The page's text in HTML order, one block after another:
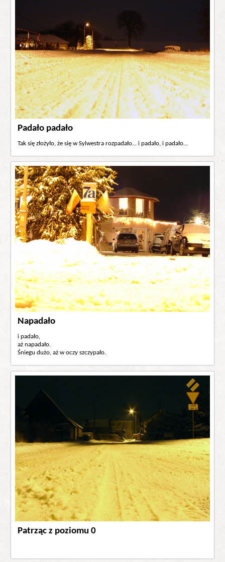
Padało padało
Tak się złożyło, że się w Sylwestra rozpadało... i padało, i padało...
Napadało
i padało,
aż napadało.
Śniegu dużo, aż w oczy szczypało.
Patrząc z poziomu 0